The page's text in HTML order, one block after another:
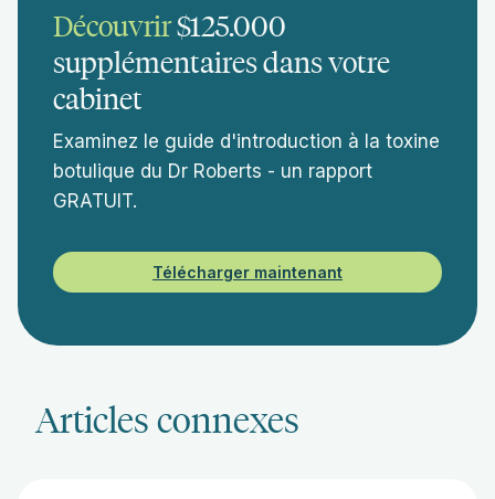
Découvrir$125.000
supplémentaires dans votre
cabinet
Examinez le guide d'introduction à la toxine
botulique du Dr Roberts - un rapport
GRATUIT.
Télécharger maintenant
Articles connexes